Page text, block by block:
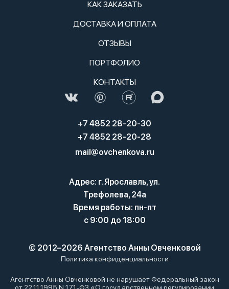
КАК ЗАКАЗАТЬ
ДОСТАВКА И ОПЛАТА
ОТЗЫВЫ
ПОРТФОЛИО
КОНТАКТЫ
+7 4852 28-20-30
+7 4852 28-20-28
mail@ovchenkova.ru
Адрес: г. Ярославль, ул.
Трефолева, 24а
Время работы: пн-пт
с 9:00 до 18:00
Политика конфиденциальности
© 2012–2026 Агентство Анны Овченковой
Агентство Анны Овченковой не нарушает Федеральный закон
от 22.11.1995 N 171-ФЗ «О государственном регулировании